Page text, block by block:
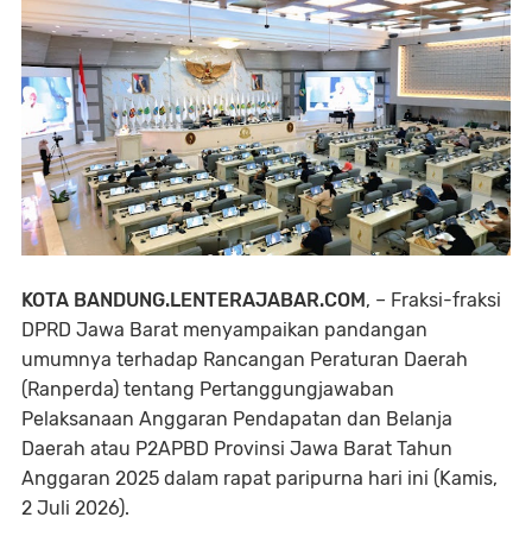
KOTA BANDUNG.LENTERAJABAR.COM, – Fraksi-fraksi
DPRD Jawa Barat menyampaikan pandangan
umumnya terhadap Rancangan Peraturan Daerah
(Ranperda) tentang Pertanggungjawaban
Pelaksanaan Anggaran Pendapatan dan Belanja
Daerah atau P2APBD Provinsi Jawa Barat Tahun
Anggaran 2025 dalam rapat paripurna hari ini (Kamis,
2 Juli 2026).